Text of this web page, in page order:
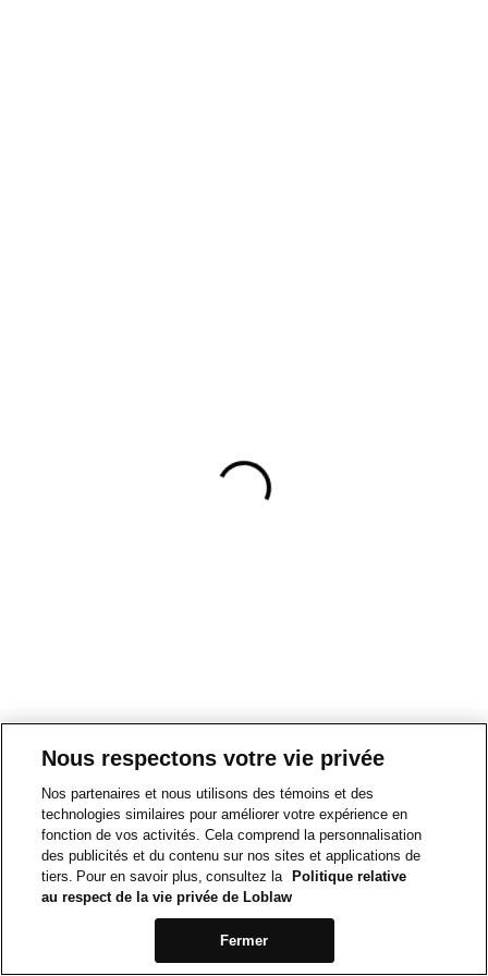
Nous respectons votre vie privée
Nos partenaires et nous utilisons des témoins et des
technologies similaires pour améliorer votre expérience en
fonction de vos activités. Cela comprend la personnalisation
des publicités et du contenu sur nos sites et applications de
tiers. Pour en savoir plus, consultez la
Politique relative
au respect de la vie privée de Loblaw
Fermer